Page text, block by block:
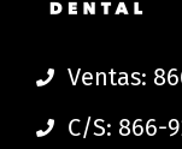
Ventas:
C/S: 866-